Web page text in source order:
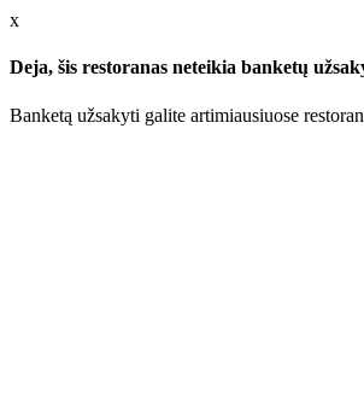
x
Deja, šis restoranas neteikia banketų
Banketą užsakyti galite artimiausiuose